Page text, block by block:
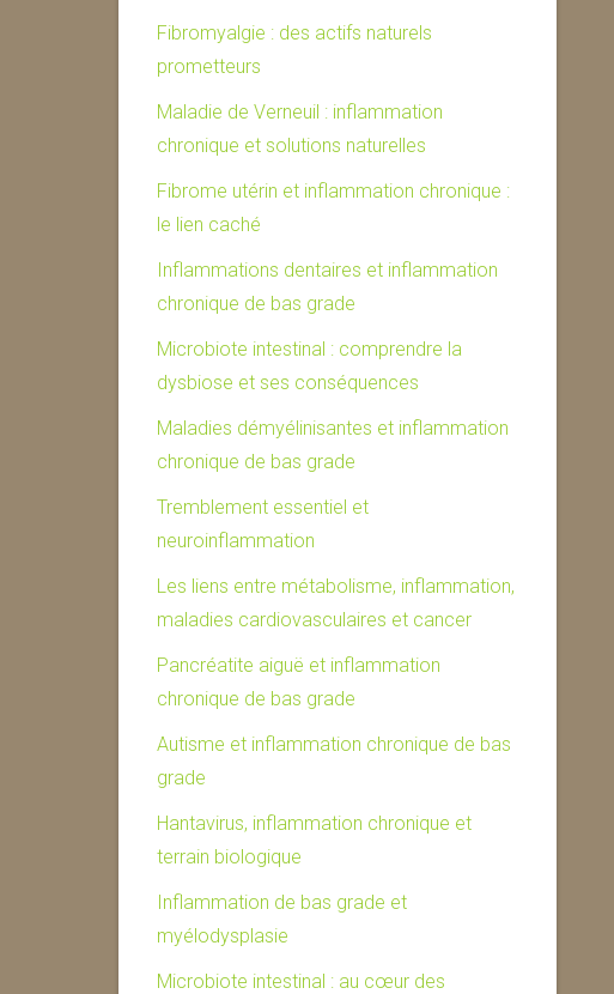
Fibromyalgie : des actifs naturels
prometteurs
Maladie de Verneuil : inflammation
chronique et solutions naturelles
Fibrome utérin et inflammation chronique :
le lien caché
Inflammations dentaires et inflammation
chronique de bas grade
Microbiote intestinal : comprendre la
dysbiose et ses conséquences
Maladies démyélinisantes et inflammation
chronique de bas grade
Tremblement essentiel et
neuroinflammation
Les liens entre métabolisme, inflammation,
maladies cardiovasculaires et cancer
Pancréatite aiguë et inflammation
chronique de bas grade
Autisme et inflammation chronique de bas
grade
Hantavirus, inflammation chronique et
terrain biologique
Inflammation de bas grade et
myélodysplasie
Microbiote intestinal : au cœur des